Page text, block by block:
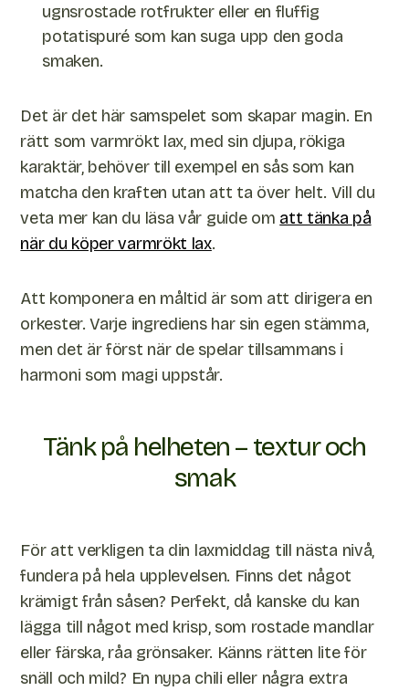
ugnsrostade rotfrukter eller en fluffig
potatispuré som kan suga upp den goda
smaken.
Det är det här samspelet som skapar magin. En
rätt som varmrökt lax, med sin djupa, rökiga
karaktär, behöver till exempel en sås som kan
matcha den kraften utan att ta över helt. Vill du
veta mer kan du läsa vår guide om att tänka på
när du köper varmrökt lax.
Att komponera en måltid är som att dirigera en
orkester. Varje ingrediens har sin egen stämma,
men det är först när de spelar tillsammans i
harmoni som magi uppstår.
Tänk på helheten – textur och
smak
För att verkligen ta din laxmiddag till nästa nivå,
fundera på hela upplevelsen. Finns det något
krämigt från såsen? Perfekt, då kanske du kan
lägga till något med krisp, som rostade mandlar
eller färska, råa grönsaker. Känns rätten lite för
snäll och mild? En nypa chili eller några extra